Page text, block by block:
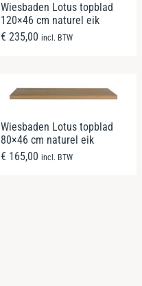
Wiesbaden Lotus topblad
120×46 cm naturel eik
€ 235,00 incl. BTW
Wiesbaden Lotus topblad
80×46 cm naturel eik
€ 165,00 incl. BTW